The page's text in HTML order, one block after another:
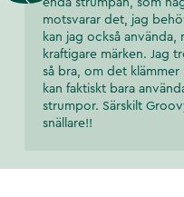
enda strumpan, som
motsvarar det, jag
kan jag också använda,
kraftigare märken. Jag
så bra, om det klämmer
kan faktiskt bara
strumpor. Särskilt
snällare!!